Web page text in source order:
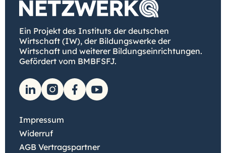
Ein Projekt des Instituts der deutschen
Wirtschaft (IW), der Bildungswerke der
Wirtschaft und weiterer Bildungseinrichtungen.
Gefördert vom BMBFSFJ.
Impressum
Widerruf
AGB Vertragspartner